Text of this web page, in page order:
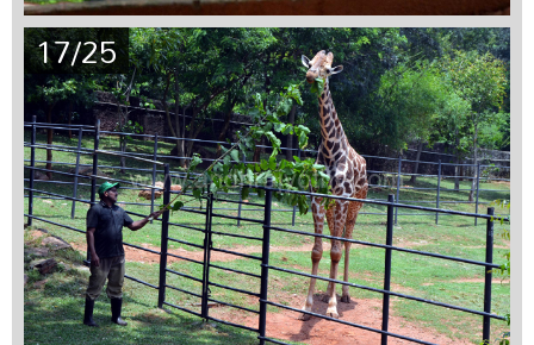
17/25